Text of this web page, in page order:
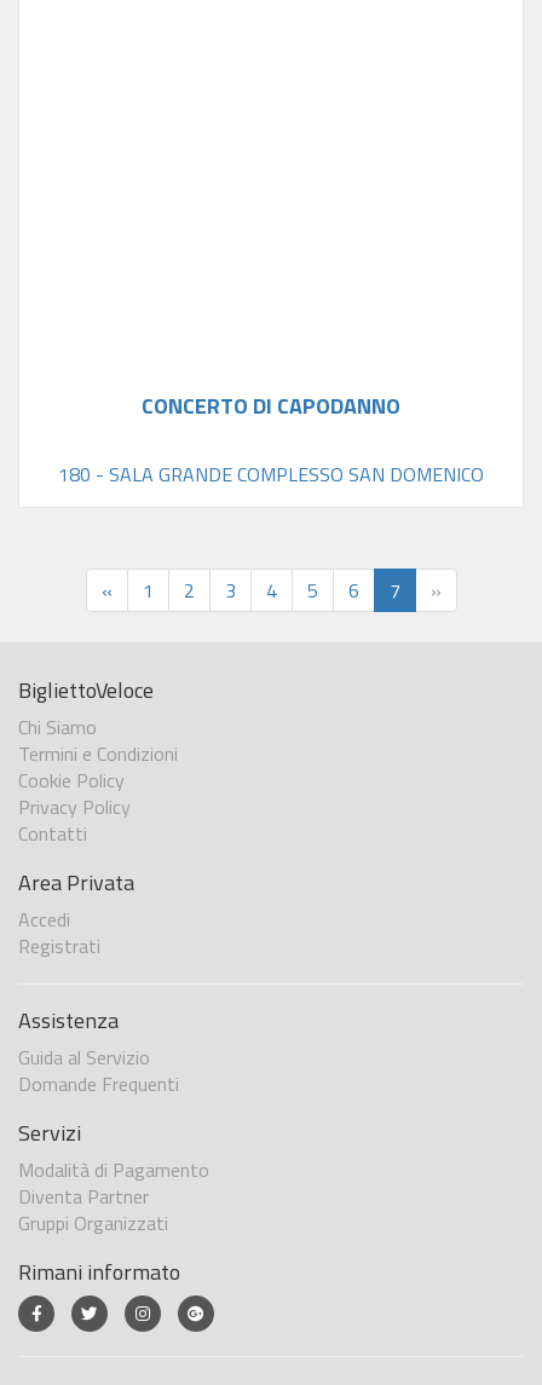
CONCERTO DI CAPODANNO
180 - SALA GRANDE COMPLESSO SAN DOMENICO
« 1 2 3 4 5 6 7 »
BigliettoVeloce
Chi Siamo
Termini e Condizioni
Cookie Policy
Privacy Policy
Contatti
Area Privata
Accedi
Registrati
Assistenza
Guida al Servizio
Domande Frequenti
Servizi
Modalità di Pagamento
Diventa Partner
Gruppi Organizzati
Rimani informato